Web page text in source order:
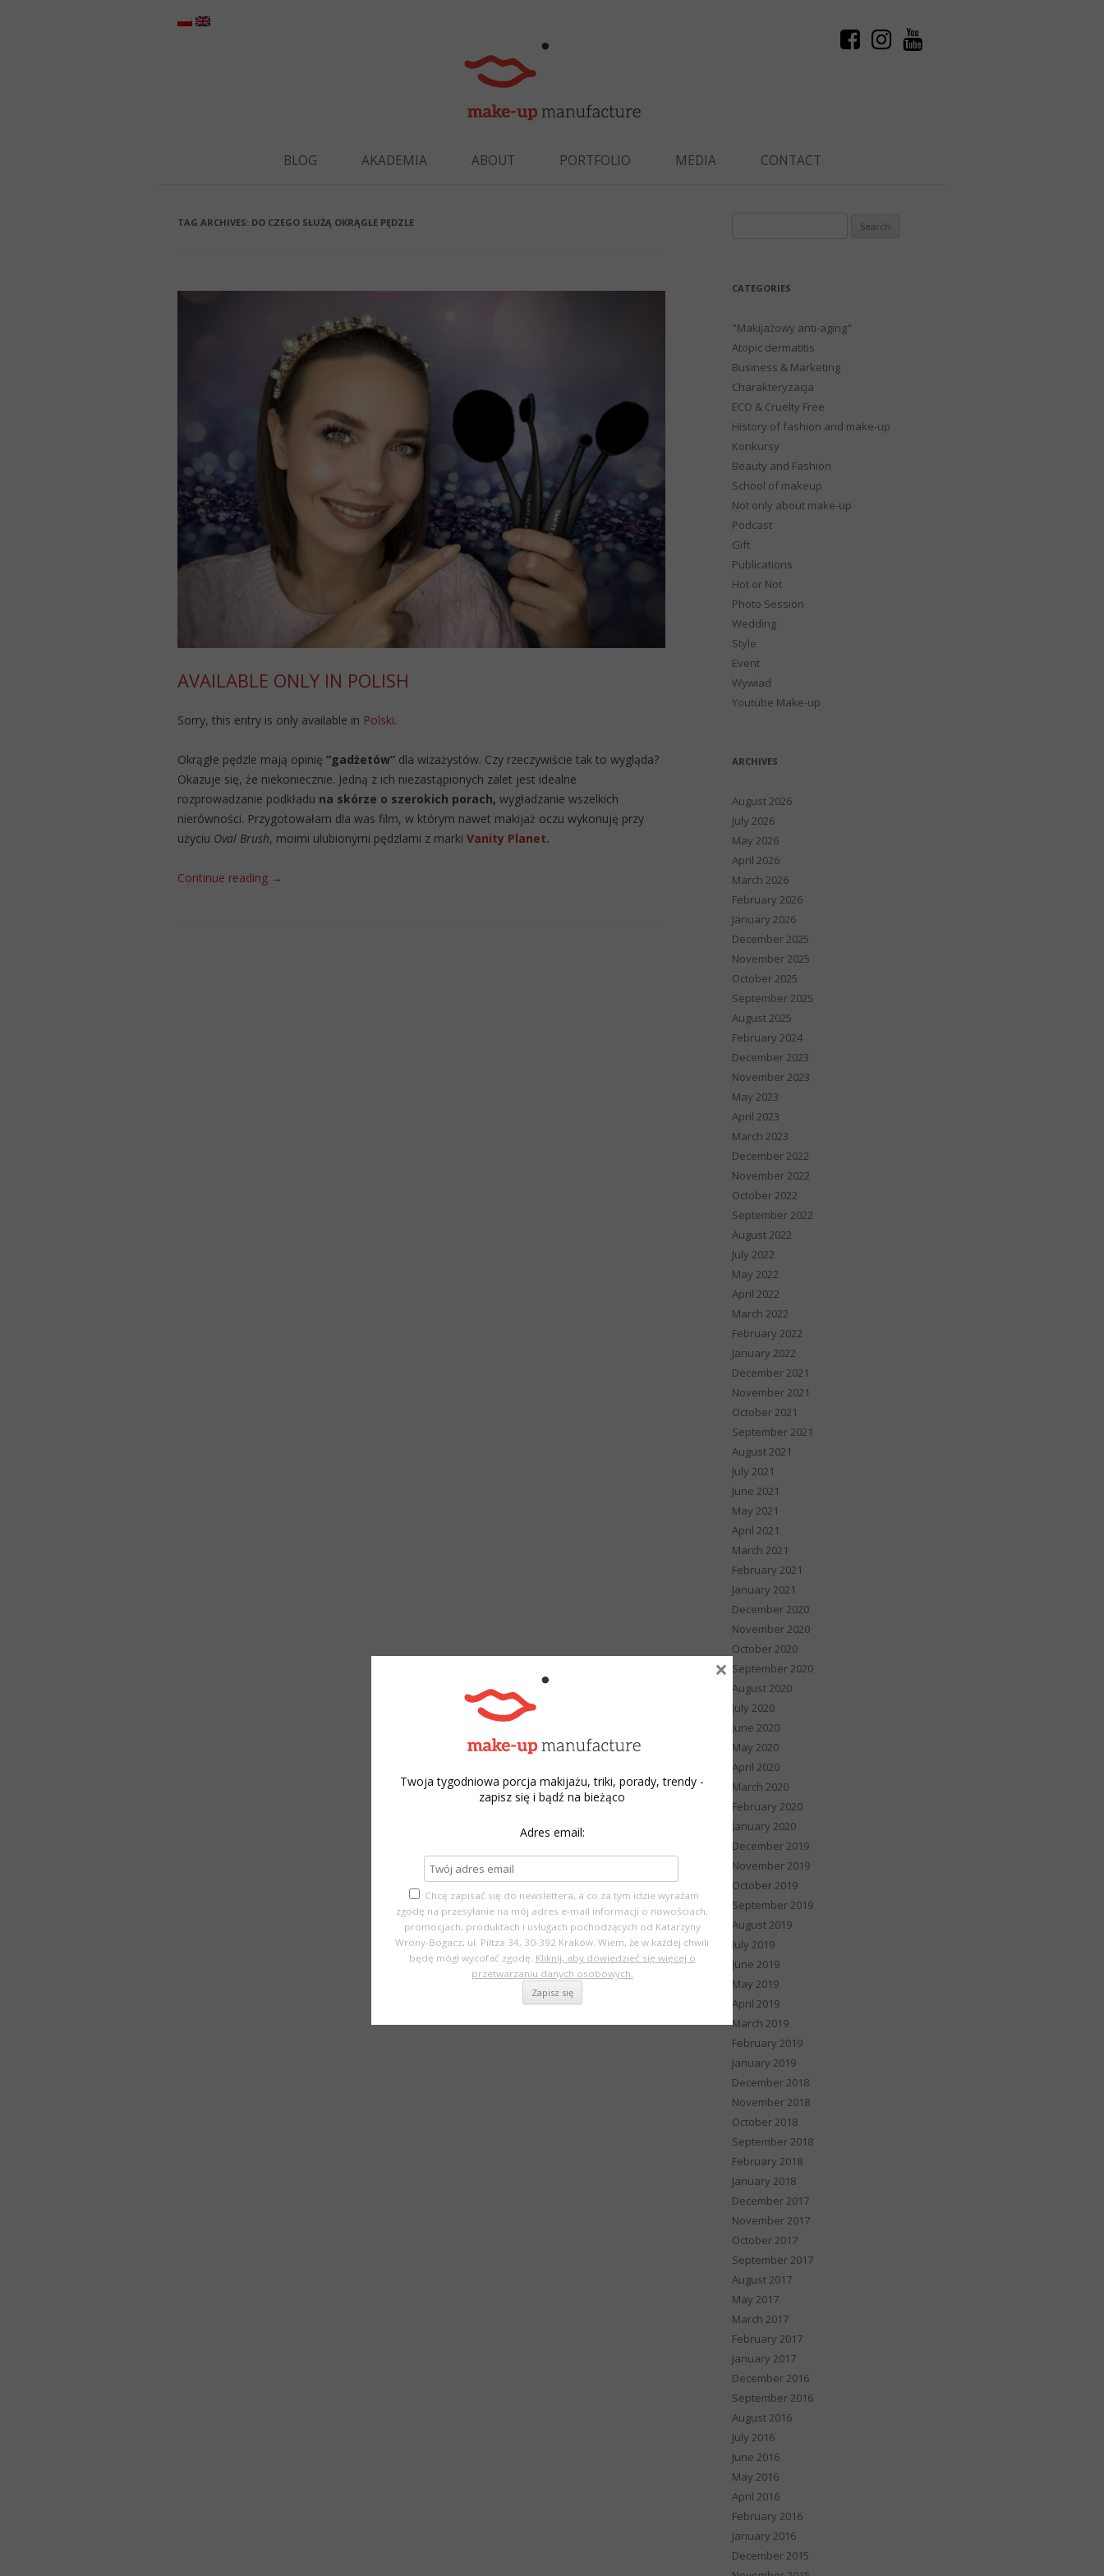
BLOG AKADEMIA ABOUT PORTFOLIO MEDIA CONTACT
TAG ARCHIVES: DO CZEGO SŁUŻĄ OKRĄGŁE PĘDZLE
AVAILABLE ONLY IN POLISH
Sorry, this entry is only available in Polski.
Okrągłe pędzle mają opinię “gadżetów” dla wizażystów. Czy rzeczywiście tak to wygląda?
Okazuje się, że niekoniecznie. Jedną z ich niezastąpionych zalet jest idealne
rozprowadzanie podkładu na skórze o szerokich porach, wygładzanie wszelkich
nierówności. Przygotowałam dla was film, w którym nawet makijaż oczu wykonuję przy
użyciu Oval Brush, moimi ulubionymi pędzlami z marki Vanity Planet.
Continue reading →
CATEGORIES
"Makijażowy anti-aging"
Atopic dermatitis
Business & Marketing
Charakteryzacja
ECO & Cruelty Free
History of fashion and make-up
Konkursy
Beauty and Fashion
School of makeup
Not only about make-up
Podcast
Gift
Publications
Hot or Not
Photo Session
Wedding
Style
Event
Wywiad
Youtube Make-up
ARCHIVES
August 2026
July 2026
May 2026
April 2026
March 2026
February 2026
January 2026
December 2025
November 2025
October 2025
September 2025
August 2025
February 2024
December 2023
November 2023
May 2023
April 2023
March 2023
December 2022
November 2022
October 2022
September 2022
August 2022
July 2022
May 2022
April 2022
March 2022
February 2022
January 2022
December 2021
November 2021
October 2021
September 2021
August 2021
July 2021
June 2021
May 2021
April 2021
March 2021
February 2021
January 2021
December 2020
November 2020
October 2020
September 2020
August 2020
July 2020
June 2020
May 2020
April 2020
March 2020
February 2020
January 2020
December 2019
November 2019
October 2019
September 2019
August 2019
July 2019
June 2019
May 2019
April 2019
March 2019
February 2019
January 2019
December 2018
November 2018
October 2018
September 2018
February 2018
January 2018
December 2017
November 2017
October 2017
September 2017
August 2017
May 2017
March 2017
February 2017
January 2017
December 2016
September 2016
August 2016
July 2016
June 2016
May 2016
April 2016
February 2016
January 2016
December 2015
Twoja tygodniowa porcja makijażu, triki, porady, trendy -
zapisz się i bądź na bieżąco
Adres email:
Chcę zapisać się do newslettera, a co za tym idzie wyrażam
zgodę na przesyłanie na mój adres e-mail informacji o nowościach,
promocjach, produktach i usługach pochodzących od Katarzyny
Wrony-Bogacz, ul. Piltza 34, 30-392 Kraków. Wiem, że w każdej chwili
będę mógł wycofać zgodę. Kliknij, aby dowiedzieć się więcej o
przetwarzaniu danych osobowych.
×